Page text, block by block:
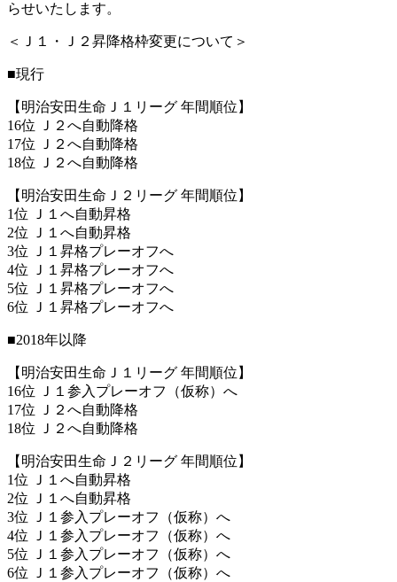
らせいたします。
＜Ｊ１・Ｊ２昇降格枠変更について＞
■現行
【明治安田生命Ｊ１リーグ 年間順位】
16位 Ｊ２へ自動降格
17位 Ｊ２へ自動降格
18位 Ｊ２へ自動降格
【明治安田生命Ｊ２リーグ 年間順位】
1位 Ｊ１へ自動昇格
2位 Ｊ１へ自動昇格
3位 Ｊ１昇格プレーオフへ
4位 Ｊ１昇格プレーオフへ
5位 Ｊ１昇格プレーオフへ
6位 Ｊ１昇格プレーオフへ
■2018年以降
【明治安田生命Ｊ１リーグ 年間順位】
16位 Ｊ１参入プレーオフ（仮称）へ
17位 Ｊ２へ自動降格
18位 Ｊ２へ自動降格
【明治安田生命Ｊ２リーグ 年間順位】
1位 Ｊ１へ自動昇格
2位 Ｊ１へ自動昇格
3位 Ｊ１参入プレーオフ（仮称）へ
4位 Ｊ１参入プレーオフ（仮称）へ
5位 Ｊ１参入プレーオフ（仮称）へ
6位 Ｊ１参入プレーオフ（仮称）へ